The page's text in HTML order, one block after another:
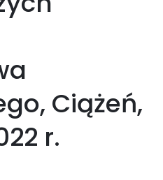
Ciążeń,
r.